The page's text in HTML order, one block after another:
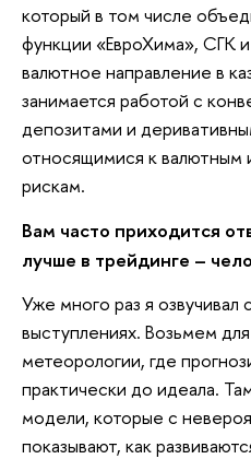
который в том числе
функции «ЕвроХима», СГК
валютное направление в
занимается работой с
депозитами и
относящимися к
рискам.
Вам часто приходится
лучше в трейдинге –
Уже много раз я
выступлениях. Возьмем
метеорологии, где
практически до идеала.
модели, которые с
показывают, как